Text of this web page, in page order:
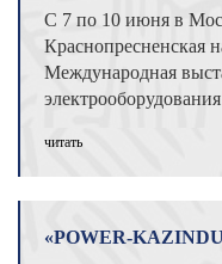
С 7 по 10 июня в
Краснопресненская
Международная
читать
«POWER-